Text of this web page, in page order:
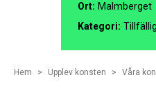
Ort: Malmberget
Kategori:
Hem Upplev konsten Våra